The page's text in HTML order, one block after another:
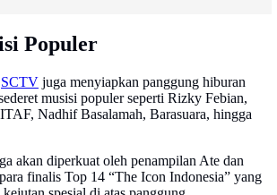
Populer
SCTV juga menyiapkan panggung hiburan
musisi populer seperti Rizky Febian,
Nadhif Basalamah, Barasuara, hingga
akan diperkuat oleh penampilan Ate dan
finalis Top 14 “The Icon Indonesia” yang